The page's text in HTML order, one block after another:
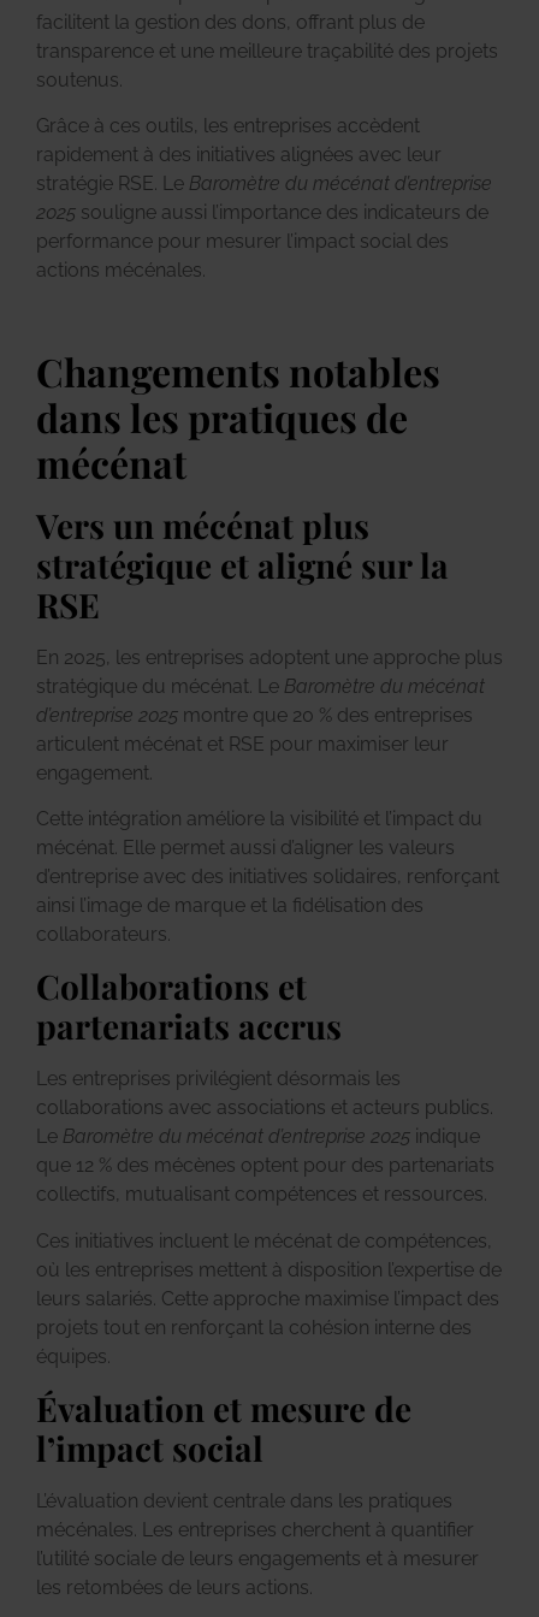
facilitent la gestion des dons, offrant plus de
transparence et une meilleure traçabilité des projets
soutenus.
Grâce à ces outils, les entreprises accèdent
rapidement à des initiatives alignées avec leur
stratégie RSE. Le Baromètre du mécénat d’entreprise
2025 souligne aussi l’importance des indicateurs de
performance pour mesurer l’impact social des
actions mécénales.
Changements notables
dans les pratiques de
mécénat
Vers un mécénat plus
stratégique et aligné sur la
RSE
En 2025, les entreprises adoptent une approche plus
stratégique du mécénat. Le Baromètre du mécénat
d’entreprise 2025 montre que 20 % des entreprises
articulent mécénat et RSE pour maximiser leur
engagement.
Cette intégration améliore la visibilité et l’impact du
mécénat. Elle permet aussi d’aligner les valeurs
d’entreprise avec des initiatives solidaires, renforçant
ainsi l’image de marque et la fidélisation des
collaborateurs.
Collaborations et
partenariats accrus
Les entreprises privilégient désormais les
collaborations avec associations et acteurs publics.
Le Baromètre du mécénat d’entreprise 2025 indique
que 12 % des mécènes optent pour des partenariats
collectifs, mutualisant compétences et ressources.
Ces initiatives incluent le mécénat de compétences,
où les entreprises mettent à disposition l’expertise de
leurs salariés. Cette approche maximise l’impact des
projets tout en renforçant la cohésion interne des
équipes.
Évaluation et mesure de
l’impact social
L’évaluation devient centrale dans les pratiques
mécénales. Les entreprises cherchent à quantifier
l’utilité sociale de leurs engagements et à mesurer
les retombées de leurs actions.